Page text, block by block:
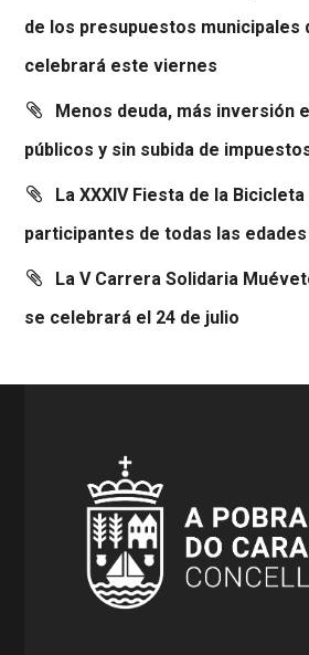
de los presupuestos municipales
celebrará este viernes
Menos deuda, más inversión
públicos y sin subida de
La XXXIV Fiesta de la
participantes de todas las
La V Carrera Solidaria
se celebrará el 24 de julio